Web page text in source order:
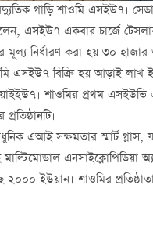
গাড়ি শাওমি এসইউ৭।
এসইউ৭ একবার চার্জে
নির্ধারণ করা হয় ৩০
এসইউ৭ বিক্রি হয় আড়াই লাখ
শাওমির প্রথম এসইউভি
এআই সক্ষমতার স্মার্ট গ্লাস,
এনসাইক্লোপিডিয়া
২০০০ ইউয়ান। শাওমির